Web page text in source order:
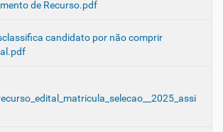
de Recurso.pdf
candidato por não comprir